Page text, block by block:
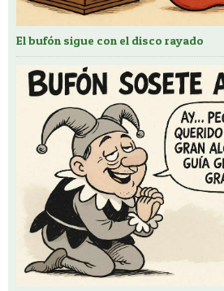
El bufón sigue con el disco rayado